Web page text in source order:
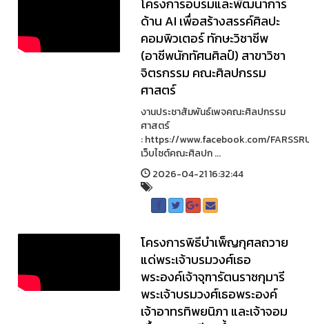
โครงการอบรมและพัฒนาการ
ด้าน AI เพื่อสร้างสรรค์ศิลปะ
คอมพิวเตอร์ ทักษะวิชาชีพ
(อาชีพนักทัศนศิลป์) สาขาวิชา
จิตรกรรม คณะศิลปกรรม
ศาสตร์
งานประชาสัมพันธ์เพจคณะศิลปกรรม
ศาสตร์
: https://www.facebook.com/
เว็บไซต์คณะศิลปก ...
2026-04-21 16:32:44
โครงการพิธีบำเพ็ญกุศลถวาย
แด่พระเจ้าบรมวงศ์เธอ
พระองค์เจ้าจุฑารัตนราชกุมารี
พระเจ้าบรมวงศ์เธอพระองค์
เจ้าอาทรทิพยนิภา และเจ้าจอม